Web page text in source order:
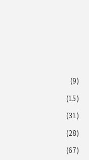
(9)
(15)
(31)
(28)
(67)